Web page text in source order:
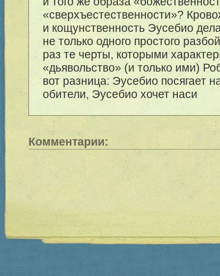
«сверхъестественности»?
и кощунственность Эусебио
не только одного простого
раз те черты, которыми
«дьявольство» (и только ими)
вот разница: Эусебио посягает
обители, Эусебио хочет наси
Комментарии: